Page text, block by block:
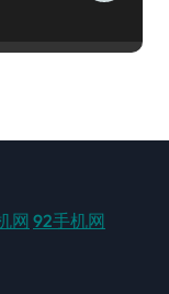
网 92手机网